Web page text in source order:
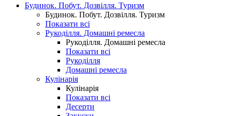
Будинок. Побут. Дозвілля. Туризм
Будинок. Побут. Дозвілля. Туризм
Показати всі
Рукоділля. Домашні ремесла
Рукоділля. Домашні ремесла
Показати всі
Рукоділля
Домашні ремесла
Кулінарія
Кулінарія
Показати всі
Десерти